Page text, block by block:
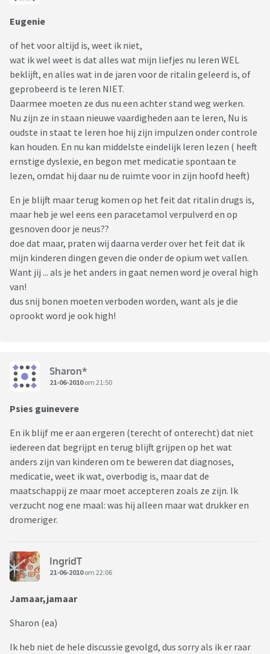
Eugenie
of het voor altijd is, weet ik niet,
wat ik wel weet is dat alles wat mijn liefjes nu leren WEL
beklijft, en alles wat in de jaren voor de ritalin geleerd is, of
geprobeerd is te leren NIET.
Daarmee moeten ze dus nu een achter stand weg werken.
Nu zijn ze in staan nieuwe vaardigheden aan te leren, Nu is
oudste in staat te leren hoe hij zijn impulzen onder controle
kan houden. En nu kan middelste eindelijk leren lezen ( heeft
ernstige dyslexie, en begon met medicatie spontaan te
lezen, omdat hij daar nu de ruimte voor in zijn hoofd heeft)
En je blijft maar terug komen op het feit dat ritalin drugs is,
maar heb je wel eens een paracetamol verpulverd en op
gesnoven door je neus??
doe dat maar, praten wij daarna verder over het feit dat ik
mijn kinderen dingen geven die onder de opium wet vallen.
Want jij ... als je het anders in gaat nemen word je overal high
van!
dus snij bonen moeten verboden worden, want als je die
oprookt word je ook high!
Sharon*
21-06-2010om 21:50
Psies guinevere
En ik blijf me er aan ergeren (terecht of onterecht) dat niet
iedereen dat begrijpt en terug blijft grijpen op het wat
anders zijn van kinderen om te beweren dat diagnoses,
medicatie, weet ik wat, overbodig is, maar dat de
maatschappij ze maar moet accepteren zoals ze zijn. Ik
verzucht nog ene maal: was hij alleen maar wat drukker en
dromeriger.
IngridT
21-06-2010om 22:06
Jamaar,jamaar
Sharon (ea)
Ik heb niet de hele discussie gevolgd, dus sorry als ik er raar